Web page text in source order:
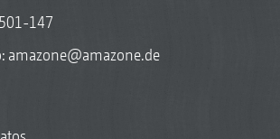
147
amazone@amazone.de